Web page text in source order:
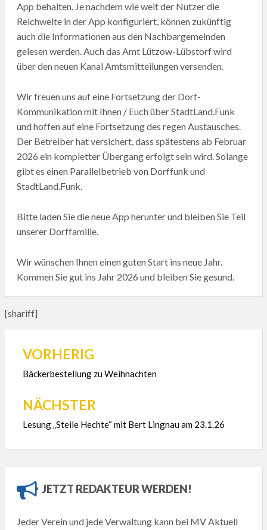
App behalten. Je nachdem wie weit der Nutzer die
Reichweite in der App konfiguriert, können zukünftig
auch die Informationen aus den Nachbargemeinden
gelesen werden. Auch das Amt Lützow-Lübstorf wird
über den neuen Kanal Amtsmitteilungen versenden.
Wir freuen uns auf eine Fortsetzung der Dorf-
Kommunikation mit Ihnen / Euch über StadtLand.Funk
und hoffen auf eine Fortsetzung des regen Austausches.
Der Betreiber hat versichert, dass spätestens ab Februar
2026 ein kompletter Übergang erfolgt sein wird. Solange
gibt es einen Parallelbetrieb von Dorffunk und
StadtLand.Funk.
Bitte laden Sie die neue App herunter und bleiben Sie Teil
unserer Dorffamilie.
Wir wünschen Ihnen einen guten Start ins neue Jahr.
Kommen Sie gut ins Jahr 2026 und bleiben Sie gesund.
[shariff]
Beitragsnavigation
VORHERIG
Bäckerbestellung zu Weihnachten
NÄCHSTER
Lesung „Steile Hechte“ mit Bert Lingnau am 23.1.26
JETZT REDAKTEUR WERDEN!
Jeder Verein und jede Verwaltung kann bei MV Aktuell